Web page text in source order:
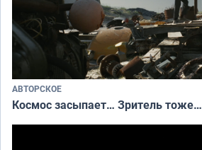
АВТОРСКОЕ
Космос засыпает… Зритель тоже…